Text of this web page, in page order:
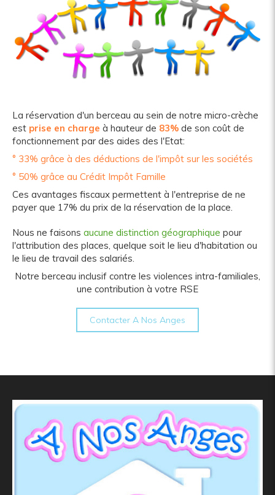
La réservation d'un berceau au sein de notre micro-crèche
est prise en charge à hauteur de 83% de son coût de
fonctionnement par des aides des l'Etat:
° 33% grâce à des déductions de l'impôt sur les sociétés
° 50% grâce au Crédit Impôt Famille
Ces avantages fiscaux permettent à l'entreprise de ne
payer que 17% du prix de la réservation de la place.
Nous ne faisons aucune distinction géographique pour
l'attribution des places, quelque soit le lieu d'habitation ou
le lieu de travail des salariés.
Notre berceau inclusif contre les violences intra-familiales,
une contribution à votre RSE
Contacter A Nos Anges